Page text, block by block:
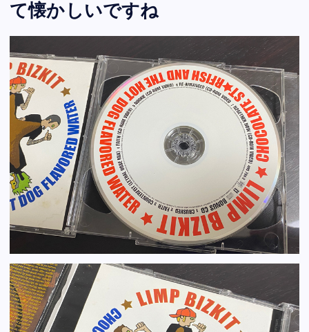
て懐かしいですね